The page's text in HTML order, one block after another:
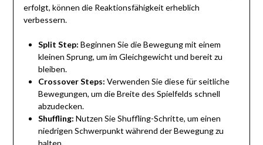
erfolgt, können die Reaktionsfähigkeit erheblich
verbessern.
Split Step: Beginnen Sie die Bewegung mit einem
kleinen Sprung, um im Gleichgewicht und bereit zu
bleiben.
Crossover Steps: Verwenden Sie diese für seitliche
Bewegungen, um die Breite des Spielfelds schnell
abzudecken.
Shuffling: Nutzen Sie Shuffling-Schritte, um einen
niedrigen Schwerpunkt während der Bewegung zu